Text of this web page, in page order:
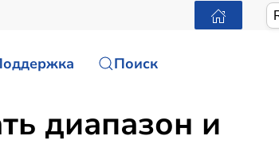
Поиск
диапазон и